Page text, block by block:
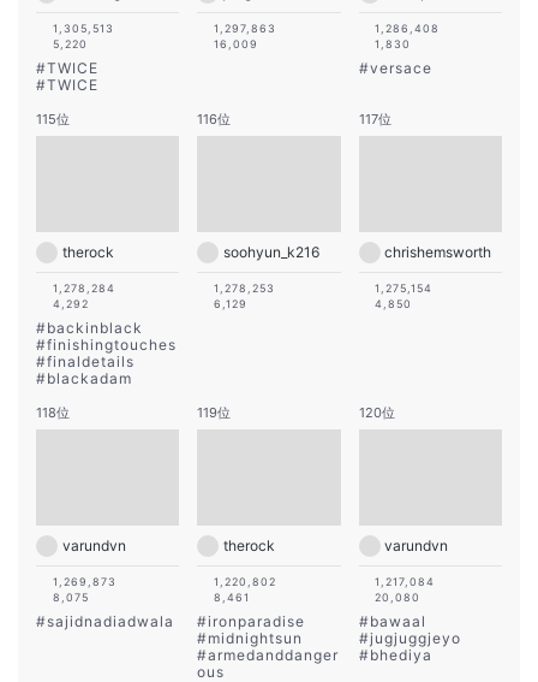
1,305,513
5,220
#TWICE
#TWICE
1,297,863
16,009
1,286,408
1,830
#versace
115位
therock
1,278,284
4,292
#backinblack
#finishingtouches
#finaldetails
#blackadam
116位
soohyun_k216
1,278,253
6,129
117位
chrishemsworth
1,275,154
4,850
118位
varundvn
1,269,873
8,075
#sajidnadiadwala
119位
therock
1,220,802
8,461
#ironparadise
#midnightsun
#armedanddanger
ous
120位
varundvn
1,217,084
20,080
#bawaal
#jugjuggjeyo
#bhediya